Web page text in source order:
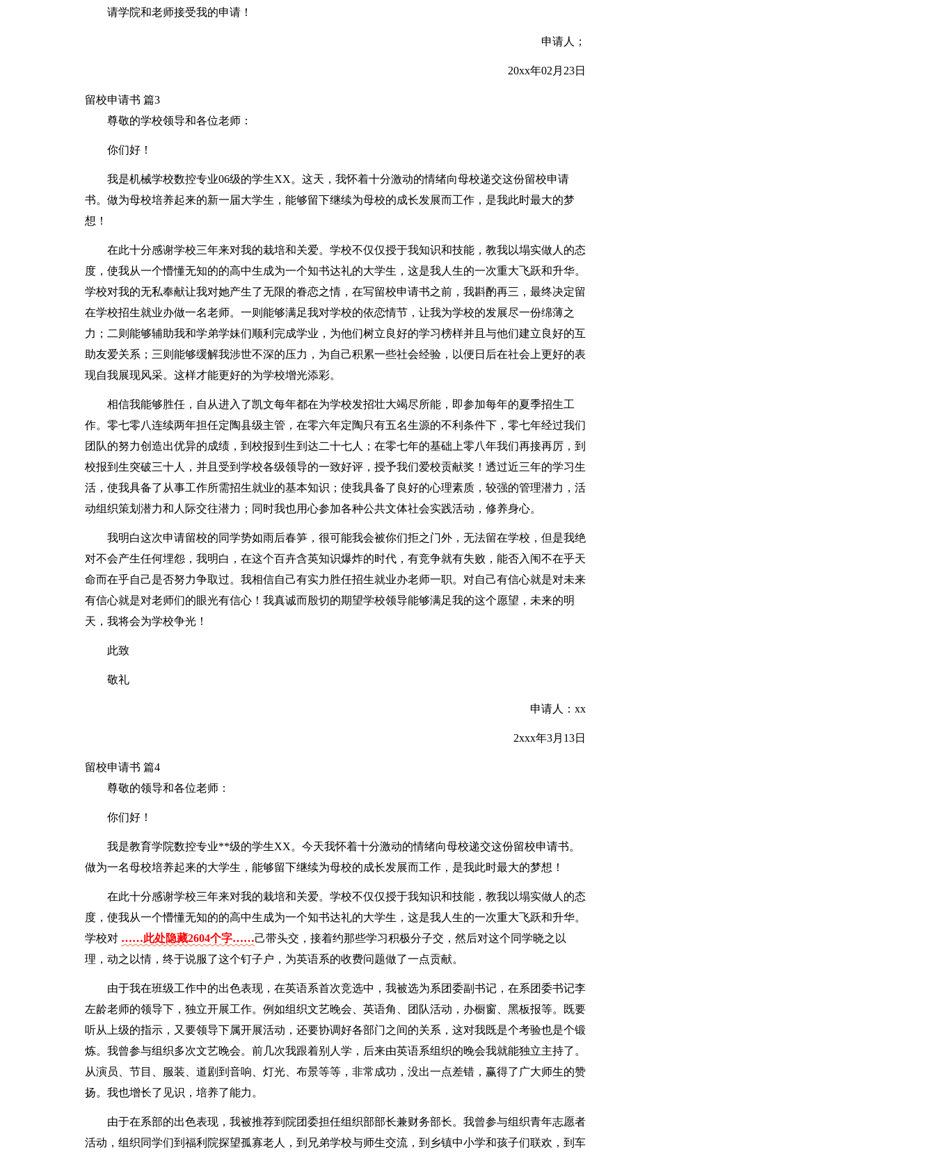
请学院和老师接受我的申请！
申请人；
20xx年02月23日
留校申请书 篇3
尊敬的学校领导和各位老师：
你们好！
我是机械学校数控专业06级的学生XX。这天，我怀着十分激动的情绪向母校递交这份留校申请
书。做为母校培养起来的新一届大学生，能够留下继续为母校的成长发展而工作，是我此时最大的梦
想！
在此十分感谢学校三年来对我的栽培和关爱。学校不仅仅授于我知识和技能，教我以塌实做人的态
度，使我从一个懵懂无知的的高中生成为一个知书达礼的大学生，这是我人生的一次重大飞跃和升华。
学校对我的无私奉献让我对她产生了无限的眷恋之情，在写留校申请书之前，我斟酌再三，最终决定留
在学校招生就业办做一名老师。一则能够满足我对学校的依恋情节，让我为学校的发展尽一份绵薄之
力；二则能够辅助我和学弟学妹们顺利完成学业，为他们树立良好的学习榜样并且与他们建立良好的互
助友爱关系；三则能够缓解我涉世不深的压力，为自己积累一些社会经验，以便日后在社会上更好的表
现自我展现风采。这样才能更好的为学校增光添彩。
相信我能够胜任，自从进入了凯文每年都在为学校发招壮大竭尽所能，即参加每年的夏季招生工
作。零七零八连续两年担任定陶县级主管，在零六年定陶只有五名生源的不利条件下，零七年经过我们
团队的努力创造出优异的成绩，到校报到生到达二十七人；在零七年的基础上零八年我们再接再厉，到
校报到生突破三十人，并且受到学校各级领导的一致好评，授予我们爱校贡献奖！透过近三年的学习生
活，使我具备了从事工作所需招生就业的基本知识；使我具备了良好的心理素质，较强的管理潜力，活
动组织策划潜力和人际交往潜力；同时我也用心参加各种公共文体社会实践活动，修养身心。
我明白这次申请留校的同学势如雨后春笋，很可能我会被你们拒之门外，无法留在学校，但是我绝
对不会产生任何埋怨，我明白，在这个百卉含英知识爆炸的时代，有竞争就有失败，能否入闱不在乎天
命而在乎自己是否努力争取过。我相信自己有实力胜任招生就业办老师一职。对自己有信心就是对未来
有信心就是对老师们的眼光有信心！我真诚而殷切的期望学校领导能够满足我的这个愿望，未来的明
天，我将会为学校争光！
此致
敬礼
申请人：xx
2xxx年3月13日
留校申请书 篇4
尊敬的领导和各位老师：
你们好！
我是教育学院数控专业**级的学生XX。今天我怀着十分激动的情绪向母校递交这份留校申请书。
做为一名母校培养起来的大学生，能够留下继续为母校的成长发展而工作，是我此时最大的梦想！
在此十分感谢学校三年来对我的栽培和关爱。学校不仅仅授于我知识和技能，教我以塌实做人的态
度，使我从一个懵懂无知的的高中生成为一个知书达礼的大学生，这是我人生的一次重大飞跃和升华。
学校对 ……此处隐藏2604个字……己带头交，接着约那些学习积极分子交，然后对这个同学晓之以
理，动之以情，终于说服了这个钉子户，为英语系的收费问题做了一点贡献。
由于我在班级工作中的出色表现，在英语系首次竞选中，我被选为系团委副书记，在系团委书记李
左龄老师的领导下，独立开展工作。例如组织文艺晚会、英语角、团队活动，办橱窗、黑板报等。既要
听从上级的指示，又要领导下属开展活动，还要协调好各部门之间的关系，这对我既是个考验也是个锻
炼。我曾参与组织多次文艺晚会。前几次我跟着别人学，后来由英语系组织的晚会我就能独立主持了。
从演员、节目、服装、道剧到音响、灯光、布景等等，非常成功，没出一点差错，赢得了广大师生的赞
扬。我也增长了见识，培养了能力。
由于在系部的出色表现，我被推荐到院团委担任组织部部长兼财务部长。我曾参与组织青年志愿者
活动，组织同学们到福利院探望孤寡老人，到兄弟学校与师生交流，到乡镇中小学和孩子们联欢，到车